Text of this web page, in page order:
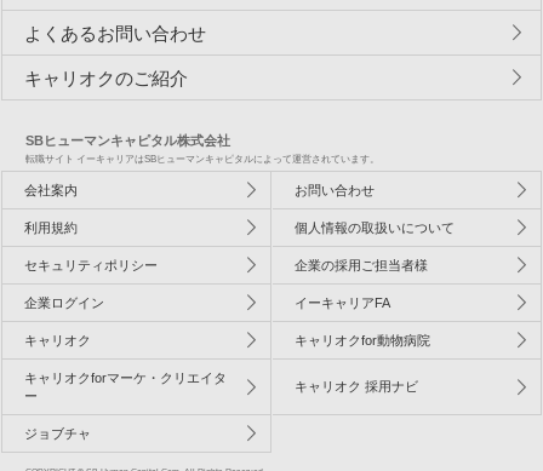
よくあるお問い合わせ
キャリオクのご紹介
SBヒューマンキャピタル株式会社
転職サイト イーキャリアはSBヒューマンキャピタルによって運営されています。
会社案内 お問い合わせ
利用規約 個人情報の取扱いについて
セキュリティポリシー 企業の採用ご担当者様
企業ログイン イーキャリアFA
キャリオク キャリオクfor動物病院
キャリオクforマーケ・クリエイタ
ー
キャリオク 採用ナビ
ジョブチャ